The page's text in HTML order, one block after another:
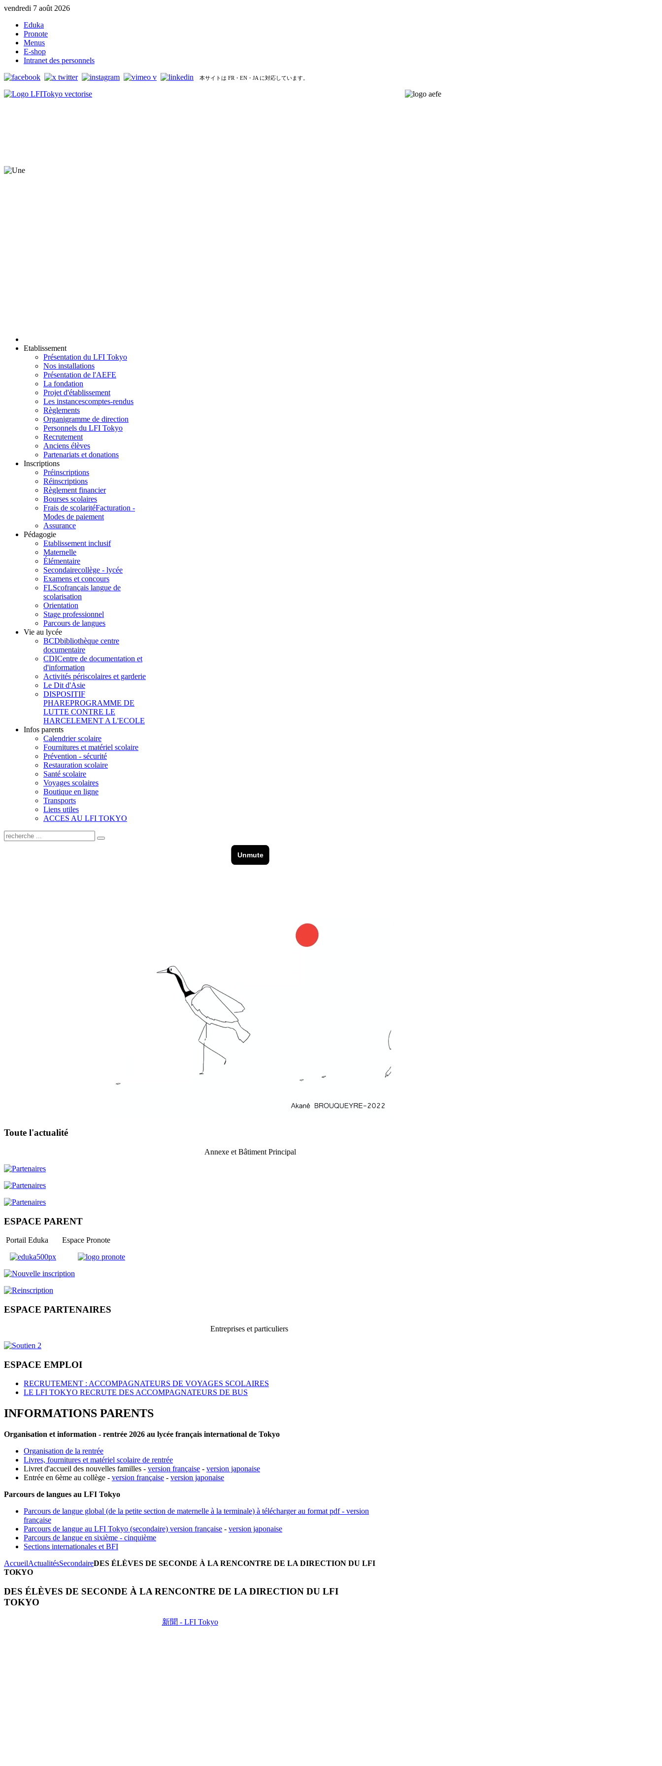
vendredi 7 août 2026
Eduka
Pronote
Menus
E-shop
Intranet des personnels
本サイトは FR・EN・JA に対応しています。
Etablissement
Présentation du LFI Tokyo
Nos installations
Présentation de l'AEFE
La fondation
Projet d'établissement
Les instancescomptes-rendus
Règlements
Organigramme de direction
Personnels du LFI Tokyo
Recrutement
Anciens élèves
Partenariats et donations
Inscriptions
Préinscriptions
Réinscriptions
Règlement financier
Bourses scolaires
Frais de scolaritéFacturation -
Modes de paiement
Assurance
Pédagogie
Etablissement inclusif
Maternelle
Élémentaire
Secondairecollège - lycée
Examens et concours
FLScofrançais langue de
scolarisation
Orientation
Stage professionnel
Parcours de langues
Vie au lycée
BCDbibliothèque centre
documentaire
CDICentre de documentation et
d'information
Activités périscolaires et garderie
Le Dit d'Asie
DISPOSITIF
PHAREPROGRAMME DE
LUTTE CONTRE LE
HARCELEMENT A L'ECOLE
Infos parents
Calendrier scolaire
Fournitures et matériel scolaire
Prévention - sécurité
Restauration scolaire
Santé scolaire
Voyages scolaires
Boutique en ligne
Transports
Liens utiles
ACCES AU LFI TOKYO
Toute l'actualité
Annexe et Bâtiment Principal
ESPACE PARENT
Portail Eduka Espace Pronote
ESPACE PARTENAIRES
Entreprises et particuliers
ESPACE EMPLOI
RECRUTEMENT : ACCOMPAGNATEURS DE VOYAGES SCOLAIRES
LE LFI TOKYO RECRUTE DES ACCOMPAGNATEURS DE BUS
INFORMATIONS PARENTS
Organisation et information - rentrée 2026 au lycée français international de Tokyo
Organisation de la rentrée
Livres, fournitures et matériel scolaire de rentrée
Livret d'accueil des nouvelles familles - version française - version japonaise
Entrée en 6ème au collège - version française - version japonaise
Parcours de langues au LFI Tokyo
Parcours de langue global (de la petite section de maternelle à la terminale) à télécharger au format pdf - version
française
Parcours de langue au LFI Tokyo (secondaire) version française - version japonaise
Parcours de langue en sixième - cinquième
Sections internationales et BFI
AccueilActualitésSecondaireDES ÉLÈVES DE SECONDE À LA RENCONTRE DE LA DIRECTION DU LFI
TOKYO
DES ÉLÈVES DE SECONDE À LA RENCONTRE DE LA DIRECTION DU LFI
TOKYO
新聞 - LFI Tokyo